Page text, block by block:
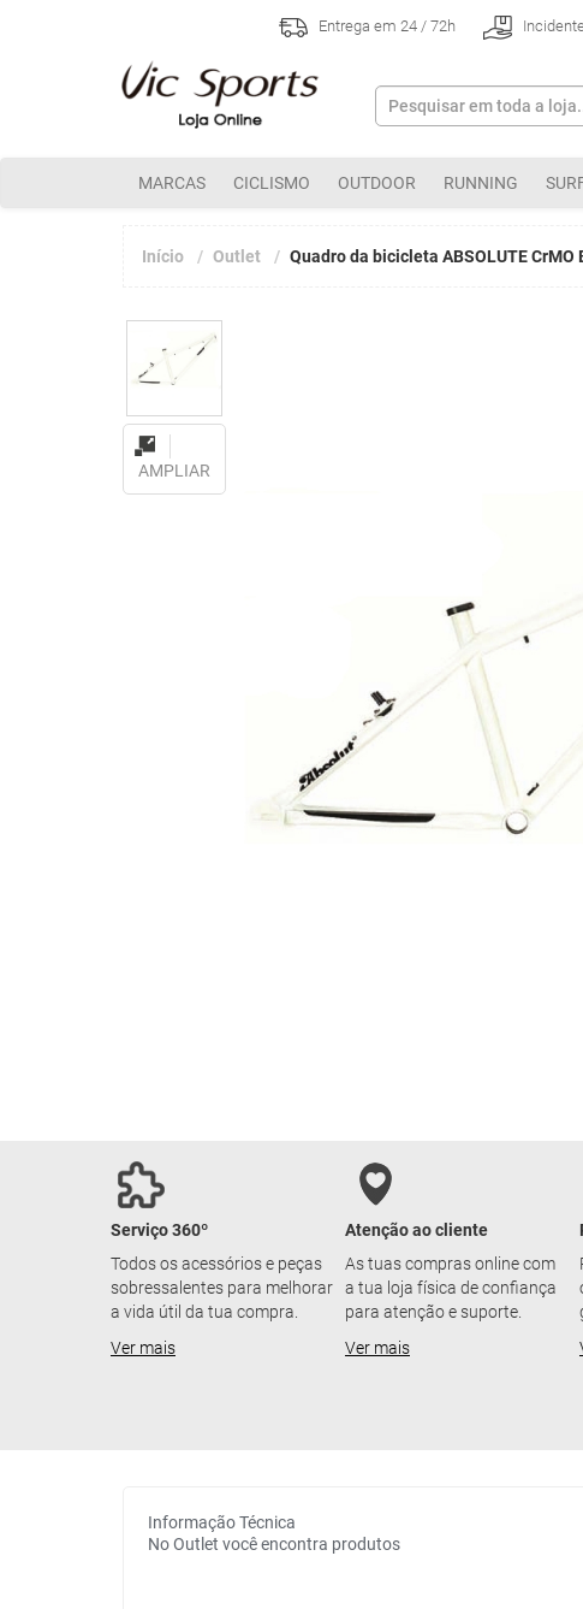
Entrega em 24 / 72h
MARCAS CICLISMO OUTDOOR RUNNING
Início Outlet Quadro da bicicleta ABSOLUTE CrMO
AMPLIAR
Serviço 360º
Todos os acessórios e peças
sobressalentes para melhorar
a vida útil da tua compra.
Ver mais
Atenção ao cliente
As tuas compras online com
a tua loja física de confiança
para atenção e suporte.
Ver mais
Informação Técnica
No Outlet você encontra produtos